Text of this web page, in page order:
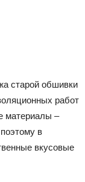
старой обшивки
работ
материалы –
в
вкусовые